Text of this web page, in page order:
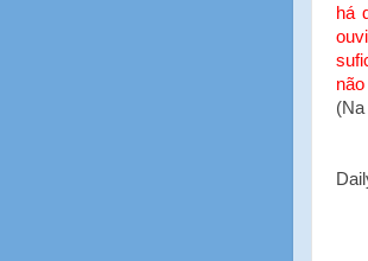
há
(Na